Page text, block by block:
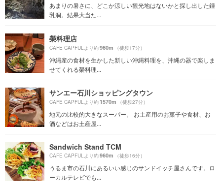
あまりの暑さに、どこか涼しい観光地はないかと探し出した鍾
乳洞。結果大当た...
榮料理店
CAFE CAPFULより約960m （徒歩17分）
沖縄産の食材を生かした新しい沖縄料理を、沖縄の器で楽しま
せてくれる榮料理...
サンエー石川ショッピングタウン
CAFE CAPFULより約1570m （徒歩27分）
地元の比較的大きなスーパー。 お土産用のお菓子や食材、お
酒などはお土産屋...
Sandwich Stand TCM
CAFE CAPFULより約960m （徒歩16分）
うるま市の石川にあるいい感じのサンドイッチ屋さんです。ロ
ーカルテレビでも...